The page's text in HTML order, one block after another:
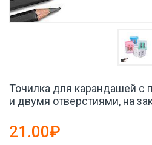
Точилка для карандашей с
и двумя отверстиями, на
21.00₽